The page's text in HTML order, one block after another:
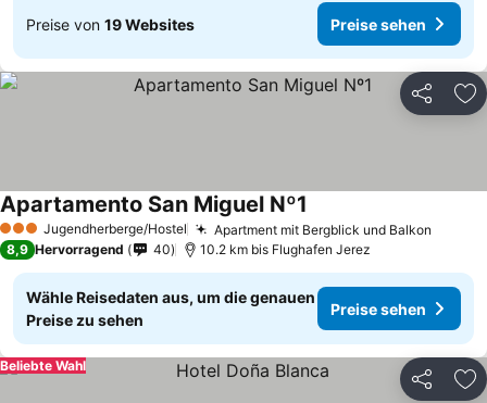
Preise von 19 Websites Preise sehen
Teilen
3 SterneJugendherberge/Hostel Apartment mit Bergblick und Balkon
Apartamento San Miguel Nº1
8,9 Hervorragend 40 10.2 km bis Flughafen Jerez
Wähle Reisedaten aus, um die genauen
Preise zu sehen
Preise sehen
Teilen
Beliebte Wahl